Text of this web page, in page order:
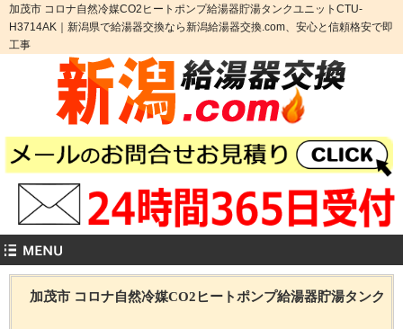
加茂市 コロナ自然冷媒CO2ヒートポンプ給湯器貯湯タンクユニットCTU-
H3714AK｜新潟県で給湯器交換なら新潟給湯器交換.com、安心と信頼格安で即
工事
加茂市 コロナ自然冷媒CO2ヒートポンプ給湯器貯湯タンク